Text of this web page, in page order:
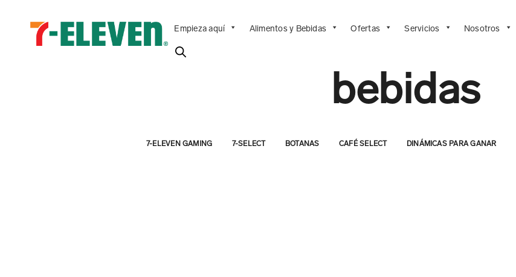
Empieza aquí Alimentos y Bebidas Ofertas Servicios Nosotros
bebidas
7-ELEVEN GAMING 7-SELECT BOTANAS CAFÉ SELECT DINÁMICAS PARA GANAR